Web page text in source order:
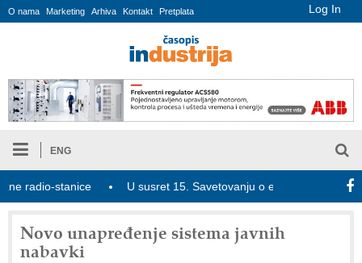
Log In
O nama Marketing Arhiva Kontakt Pretplata
ENG
stanice U susret 15. Savetovanju o elektrodistributivnim
Novo unapređenje sistema javnih
nabavki